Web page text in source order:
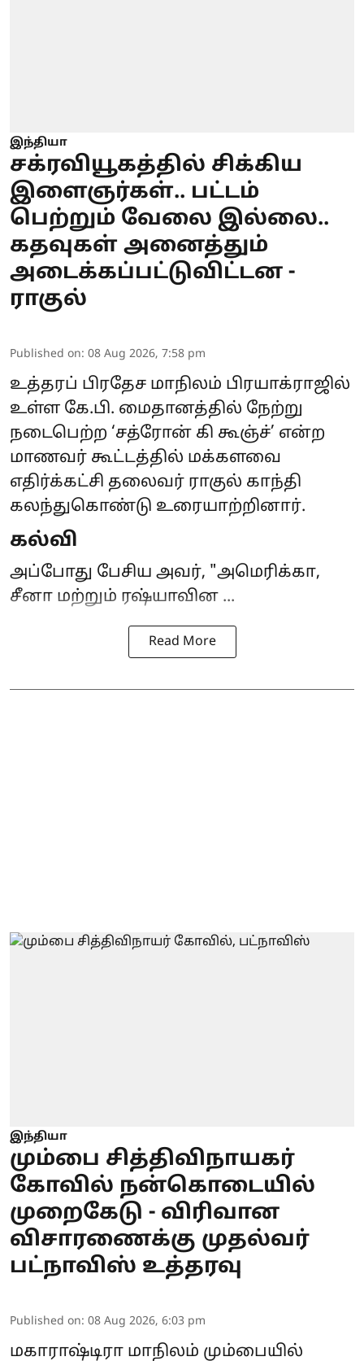
இந்தியா
சக்ரவியூகத்தில் சிக்கிய
இளைஞர்கள்.. பட்டம்
பெற்றும் வேலை இல்லை..
கதவுகள் அனைத்தும்
அடைக்கப்பட்டுவிட்டன -
ராகுல்
Published on: 08 Aug 2026, 7:58 pm
உத்தரப் பிரதேச மாநிலம் பிரயாக்ராஜில்
உள்ள கே.பி. மைதானத்தில் நேற்று
நடைபெற்ற ‘சத்ரோன் கி கூஞ்ச்’ என்ற
மாணவர் கூட்டத்தில் மக்களவை
எதிர்க்கட்சி தலைவர் ராகுல் காந்தி
கலந்துகொண்டு உரையாற்றினார்.
கல்வி
அப்போது பேசிய அவர், "அமெரிக்கா,
சீனா மற்றும் ரஷ்யாவின ...
Read More
இந்தியா
மும்பை சித்திவிநாயகர்
கோவில் நன்கொடையில்
முறைகேடு - விரிவான
விசாரணைக்கு முதல்வர்
பட்நாவிஸ் உத்தரவு
Published on: 08 Aug 2026, 6:03 pm
மகாராஷ்டிரா மாநிலம் மும்பையில்